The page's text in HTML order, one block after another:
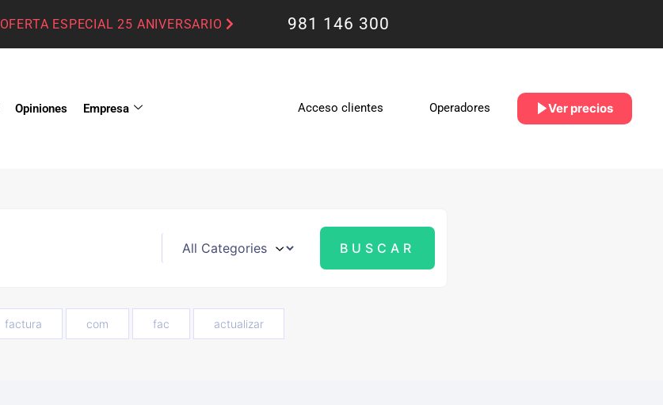
OFERTA ESPECIAL 25 ANIVERSARIO 981 146 300
Opiniones Empresa Acceso clientes Operadores Ver precios
factura com fac actualizar